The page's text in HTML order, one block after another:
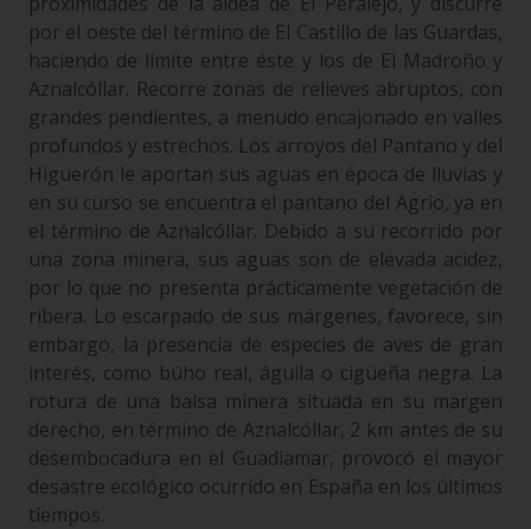
por el oeste del término de El Castillo de las Guardas,
haciendo de límite entre éste y los de El Madroño y
Aznalcóllar. Recorre zonas de relieves abruptos, con
grandes pendientes, a menudo encajonado en valles
profundos y estrechos. Los arroyos del Pantano y del
Higuerón le aportan sus aguas en época de lluvias y
en su curso se encuentra el pantano del Agrio, ya en
el término de Aznalcóllar. Debido a su recorrido por
una zona minera, sus aguas son de elevada acidez,
por lo que no presenta prácticamente vegetación de
ribera. Lo escarpado de sus márgenes, favorece, sin
embargo, la presencia de especies de aves de gran
interés, como búho real, águila o cigüeña negra. La
rotura de una balsa minera situada en su margen
derecho, en término de Aznalcóllar, 2 km antes de su
desembocadura en el Guadiamar, provocó el mayor
desastre ecológico ocurrido en España en los últimos
tiempos.